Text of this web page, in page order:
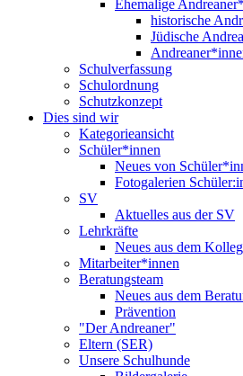
Ehemalige
historische
Jüdische
Schulverfassung
Schulordnung
Schutzkonzept
Dies sind wir
Kategorieansicht
Schüler*innen
Neues von
Fotogalerien
SV
Aktuelles aus der SV
Lehrkräfte
Neues aus dem
Mitarbeiter*innen
Beratungsteam
Neues aus dem
Prävention
"Der Andreaner"
Eltern (SER)
Unsere Schulhunde